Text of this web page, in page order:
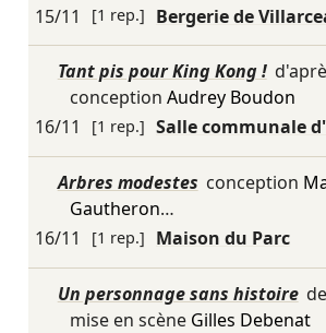
15/11
[1 rep.] Bergerie de
Tant pis pour King Kong !
conception Audrey Boudon
16/11
[1 rep.] Salle communale
Arbres modestes conception
Gautheron…
16/11
[1 rep.] Maison du Parc
Un personnage sans histoire de
mise en scène Gilles Debenat